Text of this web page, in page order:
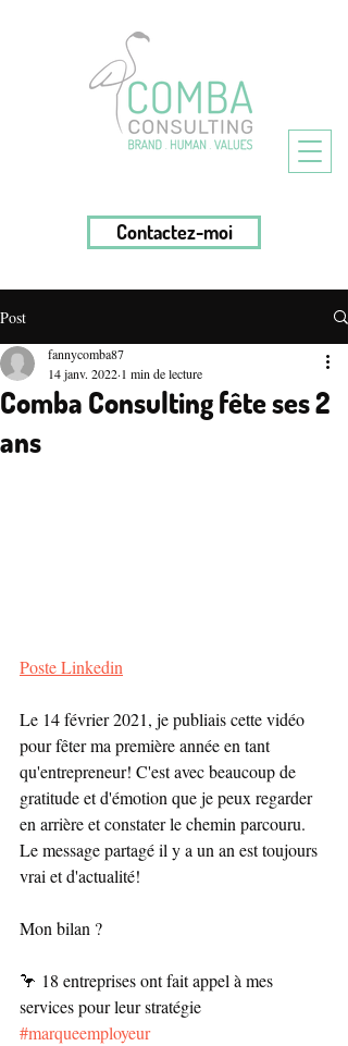
Contactez-moi
Post
Comba Consulting fête ses 2
ans
fannycomba87
14 janv. 2022 1 min de lecture
Poste Linkedin
Le 14 février 2021, je publiais cette vidéo
pour fêter ma première année en tant
qu'entrepreneur! C'est avec beaucoup de
gratitude et d'émotion que je peux regarder
en arrière et constater le chemin parcouru.
Le message partagé il y a un an est toujours
vrai et d'actualité!
Mon bilan ?
🦩 18 entreprises ont fait appel à mes
services pour leur stratégie
#marqueemployeur